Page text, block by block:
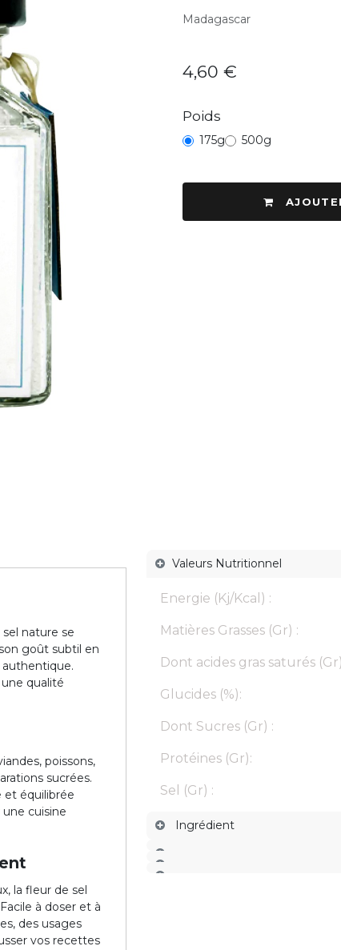
Madagascar
4,60 €
Poids
175g 500g
nature se
goût subtil en
authentique.
qualité
poissons,
sucrées.
et équilibrée
cuisine
la fleur de sel
à doser et à
des usages
vos recettes
Valeurs Nutritionnel
Energie (Kj/Kcal) :
Matières Grasses (Gr) :
Dont acides gras saturés
Glucides (%):
Dont Sucres (Gr) :
Protéines (Gr):
Sel (Gr) :
Ingrédient